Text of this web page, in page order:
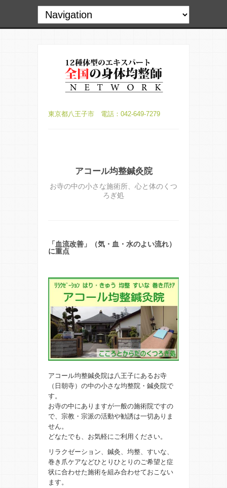
東京都八王子市 電話：042-649-7279
アコール均整鍼灸院
お寺の中の小さな施術所、心と体のくつ
ろぎ処
「血流改善」（気・血・水のよい流れ）
に重点
アコール均整鍼灸院は八王子にあるお寺
（日朝寺）の中の小さな均整院・鍼灸院で
す。
お寺の中にありますが一般の施術院ですの
で、宗教・宗派の活動や勧誘は一切ありま
せん。
どなたでも、お気軽にご利用ください。
リラクゼーション、鍼灸、均整、すいな、
巻き爪ケアなどひとりひとりのご希望と症
状に合わせた施術を組み合わせておこない
ます。